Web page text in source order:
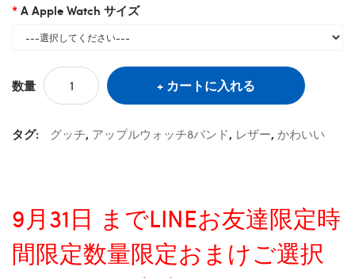
A Apple Watch サイズ
数量 カートに入れる
タグ: グッチ, アップルウォッチ8バンド, レザー, かわいい
9月31日 までLINEお友達限定時
間限定数量限定おまけご選択